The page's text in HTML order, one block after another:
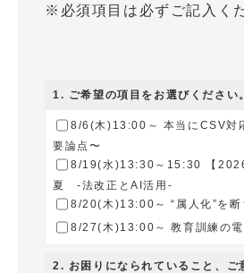
※必須項目は必ずご記入く
1. ご希望の項目をお選びください
8/6(木)13:00～ 本当にCSV対
要論点〜
8/19(水)13:30～15:30 【
夏 -法改正とAI活用-
8/20(木)13:00～ “属人化”を断
8/27(木)13:00～ 教育訓練の
2. お困りになられていること、